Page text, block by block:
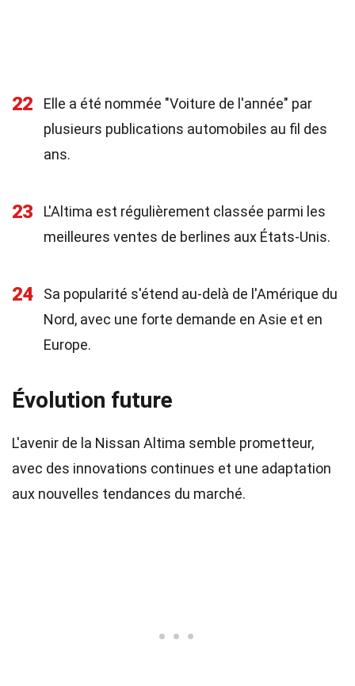
22
Elle a été nommée "Voiture de l'année" par
plusieurs publications automobiles au fil des
ans.
23
L'Altima est régulièrement classée parmi les
meilleures ventes de berlines aux États-Unis.
24
Sa popularité s'étend au-delà de l'Amérique du
Nord, avec une forte demande en Asie et en
Europe.
Évolution future
L'avenir de la Nissan Altima semble prometteur,
avec des innovations continues et une adaptation
aux nouvelles tendances du marché.